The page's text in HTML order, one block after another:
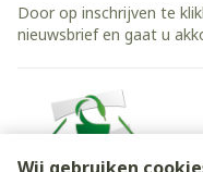
Door op inschrijven te
nieuwsbrief en gaat u